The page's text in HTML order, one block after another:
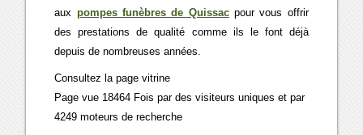
aux pompes funèbres de Quissacpour vous offrir
des prestations de qualité comme ils le font déjà
depuis de nombreuses années.
Consultez la page vitrine
Page vue 18464 Fois par des visiteurs uniques et par
4249 moteurs de recherche